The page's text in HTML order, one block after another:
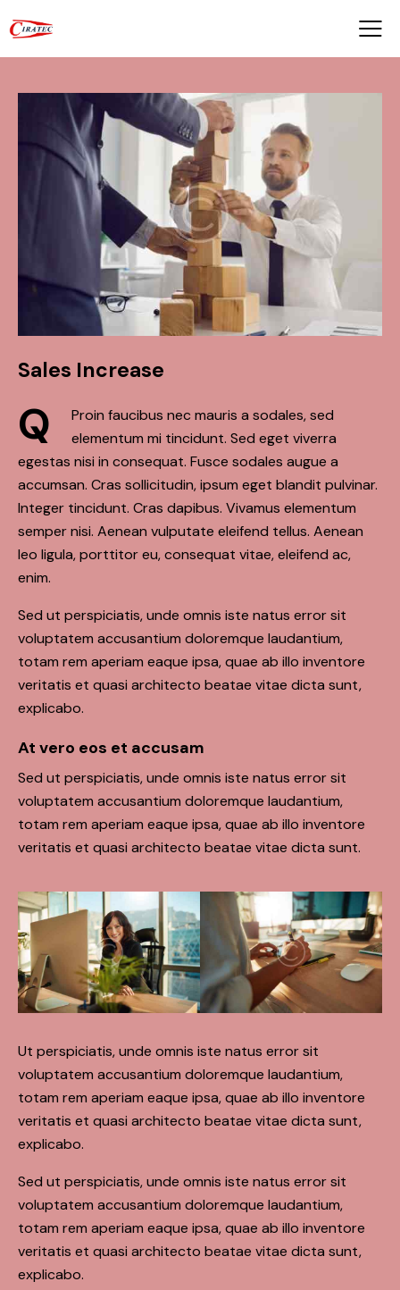
Sales Increase
Q
Proin faucibus nec mauris a sodales, sed
elementum mi tincidunt. Sed eget viverra
egestas nisi in consequat. Fusce sodales augue a
accumsan. Cras sollicitudin, ipsum eget blandit pulvinar.
Integer tincidunt. Cras dapibus. Vivamus elementum
semper nisi. Aenean vulputate eleifend tellus. Aenean
leo ligula, porttitor eu, consequat vitae, eleifend ac,
enim.
Sed ut perspiciatis, unde omnis iste natus error sit
voluptatem accusantium doloremque laudantium,
totam rem aperiam eaque ipsa, quae ab illo inventore
veritatis et quasi architecto beatae vitae dicta sunt,
explicabo.
At vero eos et accusam
Sed ut perspiciatis, unde omnis iste natus error sit
voluptatem accusantium doloremque laudantium,
totam rem aperiam eaque ipsa, quae ab illo inventore
veritatis et quasi architecto beatae vitae dicta sunt.
Ut perspiciatis, unde omnis iste natus error sit
voluptatem accusantium doloremque laudantium,
totam rem aperiam eaque ipsa, quae ab illo inventore
veritatis et quasi architecto beatae vitae dicta sunt,
explicabo.
Sed ut perspiciatis, unde omnis iste natus error sit
voluptatem accusantium doloremque laudantium,
totam rem aperiam eaque ipsa, quae ab illo inventore
veritatis et quasi architecto beatae vitae dicta sunt,
explicabo.